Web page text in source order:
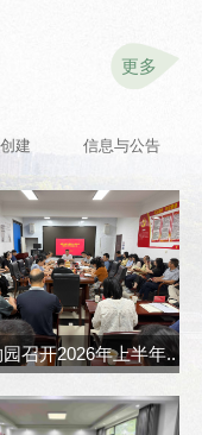
更多
建 信息与公告
召开2026年上半年..